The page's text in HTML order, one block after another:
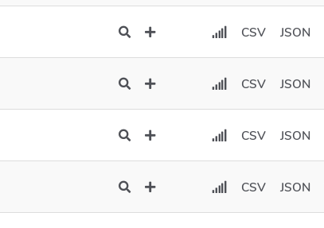
CSV JSON
CSV JSON
CSV JSON
CSV JSON